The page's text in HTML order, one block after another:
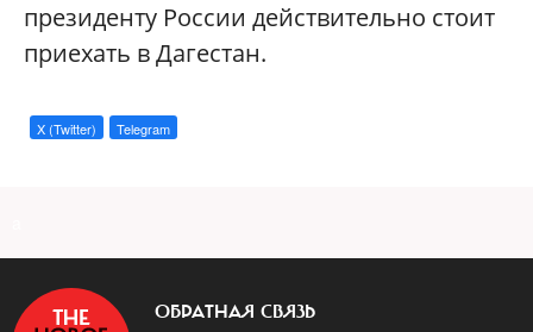
президенту России действительно стоит
приехать в Дагестан.
X (Twitter) Telegram
ОБРАТНАЯ СВЯЗЬ